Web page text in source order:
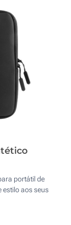
portátil de
estilo aos seus